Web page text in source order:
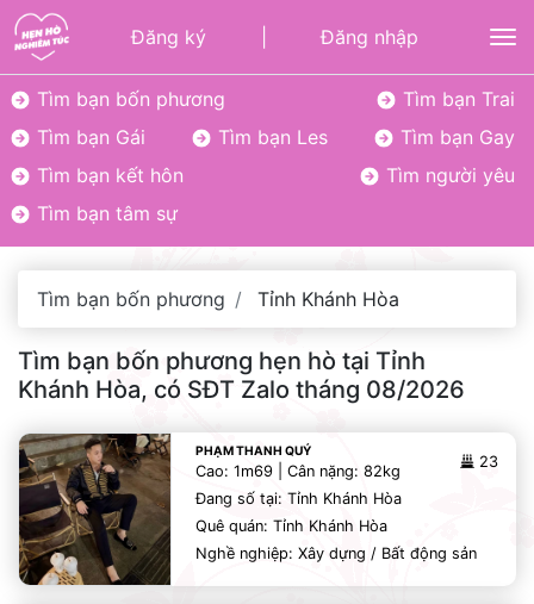
Đăng ký Đăng nhập
Tìm bạn bốn phương
Tìm bạn Trai
Tìm bạn Gái
Tìm bạn Les
Tìm bạn Gay
Tìm bạn kết hôn
Tìm người yêu
Tìm bạn tâm sự
Tìm bạn bốn phương Tỉnh Khánh Hòa
Tìm bạn bốn phương hẹn hò tại Tỉnh
Khánh Hòa, có SĐT Zalo tháng 08/2026
PHẠM THANH QUÝ
23
Cao: 1m69 | Cân nặng: 82kg
Đang số tại: Tỉnh Khánh Hòa
Quê quán: Tỉnh Khánh Hòa
Nghề nghiệp: Xây dựng / Bất động sản